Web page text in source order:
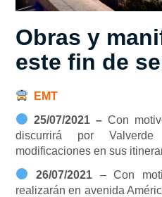
Obras y
este fin de
EMT
25/07/2021 –Con
discurrirá por
modificaciones en sus
26/07/2021– Con
realizarán en avenida